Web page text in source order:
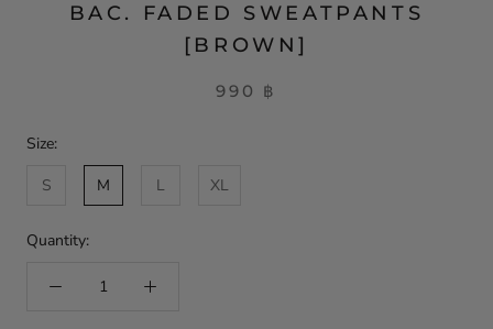
BAC. FADED SWEATPANTS
[BROWN]
990 ฿
Size:
S
M L XL
Quantity: